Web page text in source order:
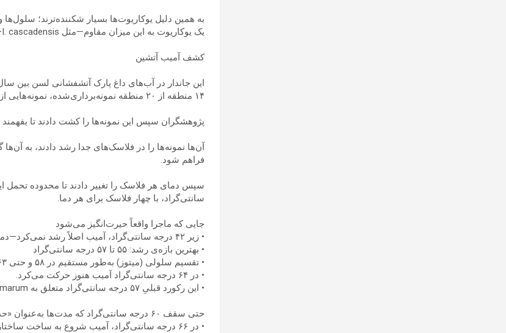
به همین دلیل یوکاریوت‌ها بسیار شکننده‌ترند؛
یک یوکاریوت به این میزان مقاوم—مثل I. cascadensis—چشمگیر است.
کشف آمیب آتشین
۱۴ منطقه از ۲۰ منطقه نمونه‌برداری‌شده، نمونه‌هایی از I. cascadensis به‌دست آورند.
پژوهشگران سپس این نمونه‌ها را کشت دادند تا
آن‌ها نمونه‌ها را در فلاسک‌های جدا رشد دادند، به آن‌ها
فراهم شود.
سانتی‌گراد، با چهار فلاسک برای هر دما.
جایی که ماجرا واقعاً حیرت‌انگیز می‌شود
• زیر ۴۲ درجه سانتی‌گراد، آمیب اصلاً رشد نمی‌کرد—دمای محیط برایش کافی گرم نبود.
• بهترین بازه‌ی رشد: ۵۵ تا ۵۷ درجه سانتی‌گراد
• تقسیم سلولی (میتوز) به‌طور مستقیم در ۵۸ و حتی ۶۳ درجه سانتی‌گراد مشاهده شد.
• در ۶۴ درجه سانتی‌گراد آمیب هنوز حرکت می‌کرد.
• این رکورد قبلیِ ۵۷ درجه سانتی‌گراد متعلق به Echinamoeba thermarum را شکست.
حتی سقف ۶۰ درجه سانتی‌گراد که مدت‌ها به‌عنوان «حد نهایی رشد یوکاریوت‌ها» فرض می‌شد، با این کشف نقض شد.
• در ۶۶ درجه سانتی‌گراد، آمیب شروع به ساخت